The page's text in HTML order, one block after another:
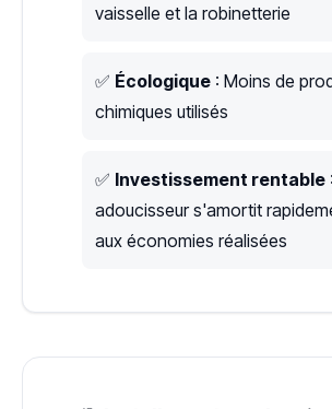
vaisselle et la robinetterie
✅ Écologique : Moins de
chimiques utilisés
✅ Investissement rentable
adoucisseur s'amortit
aux économies réalisées